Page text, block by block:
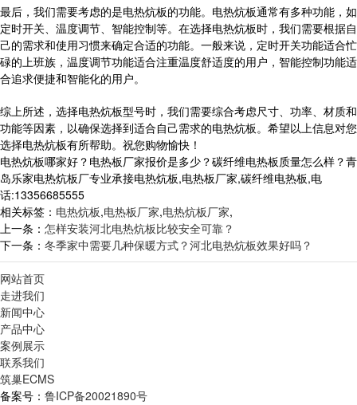
最后，我们需要考虑的是电热炕板的功能。电热炕板通常有多种功能，如
定时开关、温度调节、智能控制等。在选择电热炕板时，我们需要根据自
己的需求和使用习惯来确定合适的功能。一般来说，定时开关功能适合忙
碌的上班族，温度调节功能适合注重温度舒适度的用户，智能控制功能适
合追求便捷和智能化的用户。
综上所述，选择电热炕板型号时，我们需要综合考虑尺寸、功率、材质和
功能等因素，以确保选择到适合自己需求的电热炕板。希望以上信息对您
选择电热炕板有所帮助。祝您购物愉快！
电热炕板哪家好？电热板厂家报价是多少？碳纤维电热板质量怎么样？青
岛乐家电热炕板厂专业承接电热炕板,电热板厂家,碳纤维电热板,电
话:13356685555
相关标签： 电热炕板,电热板厂家,电热炕板厂家,
上一条： 怎样安装河北电热炕板比较安全可靠？
下一条： 冬季家中需要几种保暖方式？河北电热炕板效果好吗？
网站首页
走进我们
新闻中心
产品中心
案例展示
联系我们
筑巢ECMS
备案号： 鲁ICP备20021890号